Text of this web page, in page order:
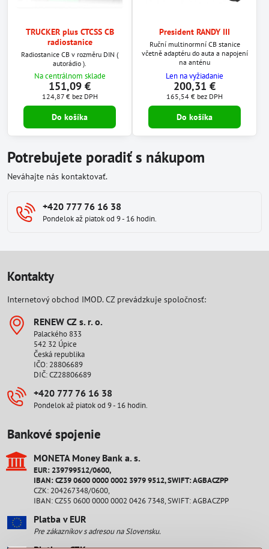
TRUCKER plus CTCSS CB
radiostanice
Radiostanice CB v rozměru DIN (
autorádio ).
Na centrálnom sklade
151,09 €
124,87 € bez DPH
Do košíka
President RANDY III
Ruční multinormní CB stanice
včetně adaptéru do auta a napojení
na anténu
Len na vyžiadanie
200,31 €
165,54 € bez DPH
Do košíka
Potrebujete poradiť s nákupom
Neváhajte nás kontaktovať.
+420 777 76 16 38
Pondelok až piatok od 9 - 16 hodin.
Kontakty
Internetový obchod IMOD. CZ prevádzkuje spoločnosť:
RENEW CZ s​. r​. o​.
Palackého 833
542 32 Úpice
Česká republika
IČO: 28806689
DIČ: CZ28806689
+420 777 76 16 38
Pondelok až piatok od 9 - 16 hodin.
Bankové spojenie
MONETA Money Bank a​. s​.
EUR: 239799512/0600,
IBAN: CZ39 0600 0000 0002 3979 9512, SWIFT: AGBACZPP
CZK: 204267348/0600,
IBAN: CZ55 0600 0000 0002 0426 7348, SWIFT: AGBACZPP
Platba v EUR
Pre zákazníkov s adresou na Slovensku.